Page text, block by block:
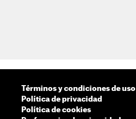
Términos y condiciones de uso
Política de privacidad
Política de cookies